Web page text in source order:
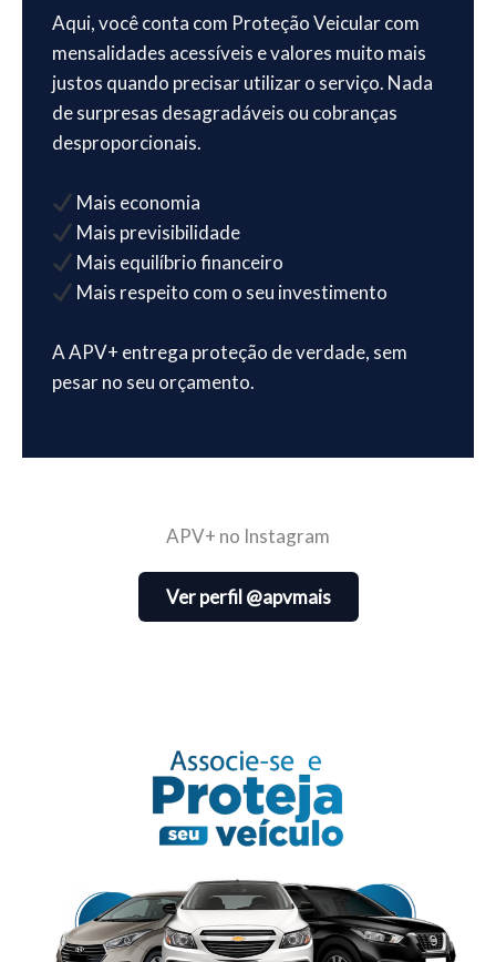
Aqui, você conta com Proteção Veicular com
mensalidades acessíveis e valores muito mais
justos quando precisar utilizar o serviço. Nada
de surpresas desagradáveis ou cobranças
desproporcionais.
Mais economia
Mais previsibilidade
Mais equilíbrio financeiro
Mais respeito com o seu investimento
A APV+ entrega proteção de verdade, sem
pesar no seu orçamento.
APV+ no Instagram
Ver perfil @apvmais